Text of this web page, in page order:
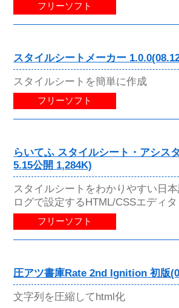
フリーソフト
スタイルシートメーカー
スタイルシートを簡単に作成
フリーソフト
らいてふ スタイルシート・アシス
5.15公開 1,284K)
スタイルシートをわかりやすい日
ログで設定するHTML/CSSエディタ
フリーソフト
圧アツ書庫Rate 2nd Ignition 初版
文字列を圧縮してhtml化